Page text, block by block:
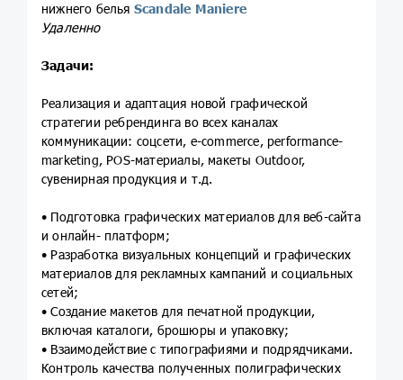
нижнего белья Scandale Maniere
Удаленно
Задачи:
Реализация и адаптация новой графической
стратегии ребрендинга во всех каналах
коммуникации: соцсети, e-commerce, performance-
marketing, POS-материалы, макеты Outdoor,
сувенирная продукция и т.д.
• Подготовка графических материалов для веб-сайта
и онлайн- платформ;
• Разработка визуальных концепций и графических
материалов для рекламных кампаний и социальных
сетей;
• Создание макетов для печатной продукции,
включая каталоги, брошюры и упаковку;
• Взаимодействие с типографиями и подрядчиками.
Контроль качества полученных полиграфических